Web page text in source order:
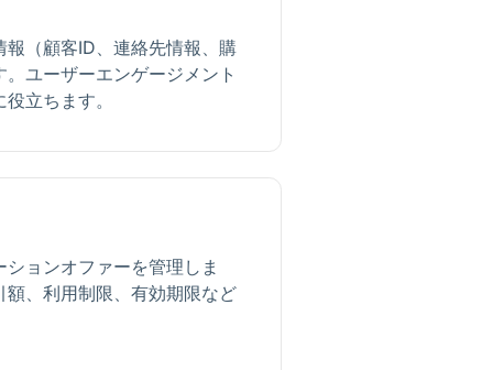
（顧客ID、連絡先情報、購
ユーザーエンゲージメント
立ちます。
ョンオファーを管理しま
、利用制限、有効期限など